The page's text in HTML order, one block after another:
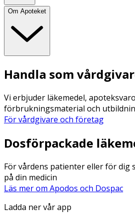
Om Apoteket
Handla som
Vi erbjuder läkemedel,
förbrukningsmaterial och
För vårdgivare och företag
Dosförpackade
För vårdens patienter eller för dig
på din medicin
Läs mer om Apodos och Dospac
Ladda ner vår app